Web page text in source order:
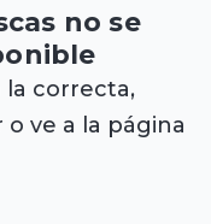
no se
la correcta,
ve a la página